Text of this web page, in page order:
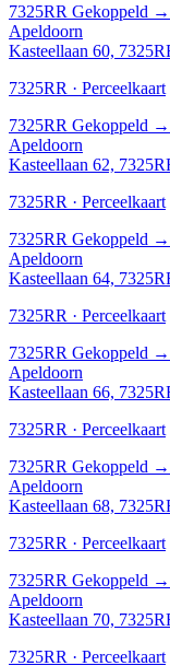
7325RR Gekoppeld →
Apeldoorn
Kasteellaan 60,
7325RR · Perceelkaart
7325RR Gekoppeld →
Apeldoorn
Kasteellaan 62,
7325RR · Perceelkaart
7325RR Gekoppeld →
Apeldoorn
Kasteellaan 64,
7325RR · Perceelkaart
7325RR Gekoppeld →
Apeldoorn
Kasteellaan 66,
7325RR · Perceelkaart
7325RR Gekoppeld →
Apeldoorn
Kasteellaan 68,
7325RR · Perceelkaart
7325RR Gekoppeld →
Apeldoorn
Kasteellaan 70,
7325RR · Perceelkaart